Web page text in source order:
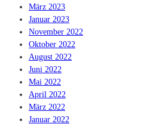
März 2023
Januar 2023
November 2022
Oktober 2022
August 2022
Juni 2022
Mai 2022
April 2022
März 2022
Januar 2022